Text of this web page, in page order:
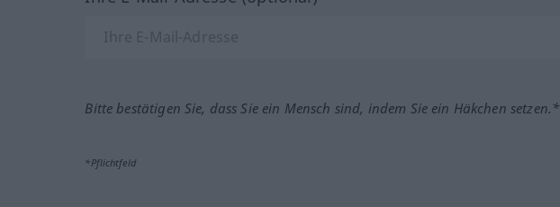
Bitte bestätigen Sie, dass Sie ein Mensch sind, indem Sie ein Häkchen setzen.*
*Pflichtfeld